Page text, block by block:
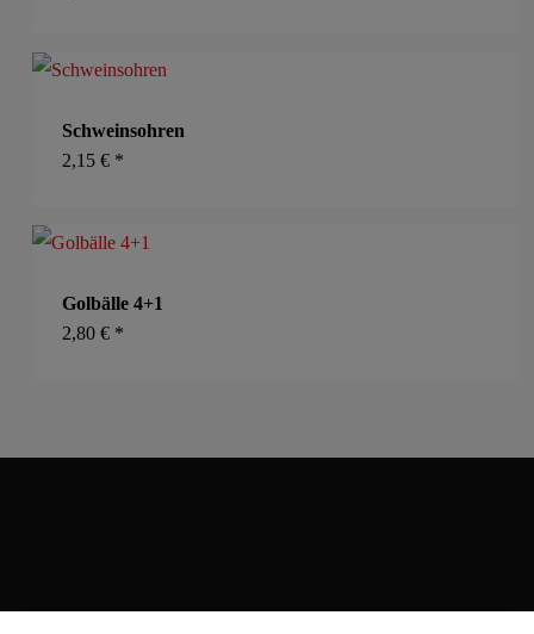
Schweinsohren
2,15 € *
Golbälle 4+1
2,80 € *